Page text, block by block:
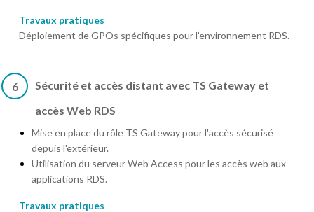
Travaux pratiques
Déploiement de GPOs spécifiques pour l’environnement RDS.
6
Sécurité et accès distant avec TS Gateway et
accès Web RDS
Mise en place du rôle TS Gateway pour l'accès sécurisé
depuis l'extérieur.
Utilisation du serveur Web Access pour les accès web aux
applications RDS.
Travaux pratiques